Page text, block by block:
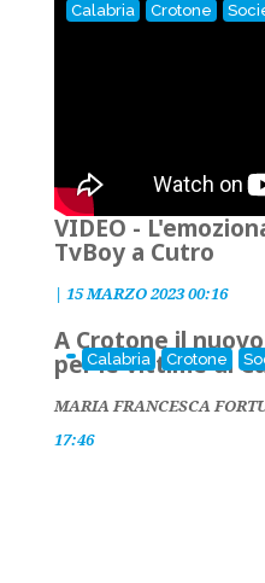
Calabria Crotone
VIDEO -
TvBoy a Cutro
| 15 MARZO 2023 00:16
Calabria Crotone
A Crotone il
per le vittime di
MARIA FRANCESCA
17:46